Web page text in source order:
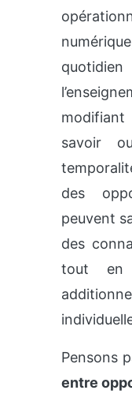
savoir
des
peuvent
des
tout en
Pensons
entre